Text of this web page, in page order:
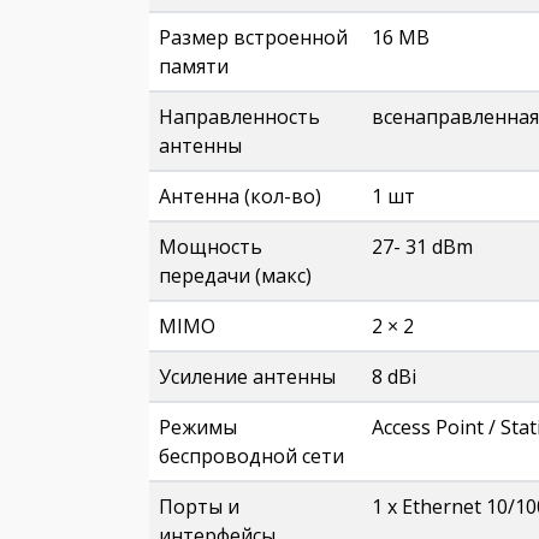
Размер встроенной
памяти
16 MB
Направленность
антенны
всенаправленная
Антенна (кол-во)
1 шт
Мощность
передачи (макс)
27- 31 dBm
MIMO
2 × 2
Усиление антенны
8 dBi
Режимы
беспроводной сети
Access Point /
Порты и
1 х Ethernet 10/